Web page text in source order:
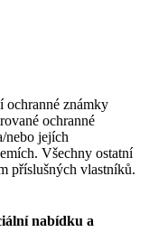
ochranné známky
ochranné
nebo jejích
Všechny ostatní
příslušných vlastníků.
nabídku a